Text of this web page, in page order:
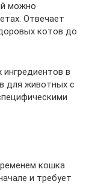
можно
Отвечает
котов до
в
для животных с
кошка
и требует